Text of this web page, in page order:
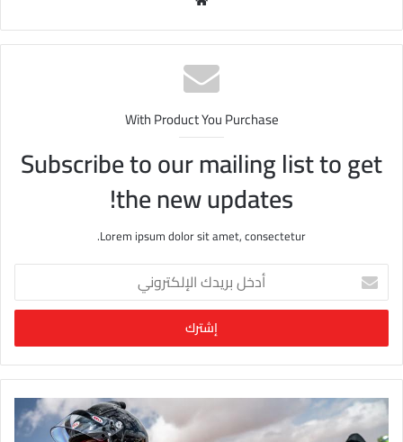
الوي
ب
With Product You Purchase
Subscribe to our mailing list to get
the new updates!
Lorem ipsum dolor sit amet, consectetur.
خ
ب
ر
ي
د
ك